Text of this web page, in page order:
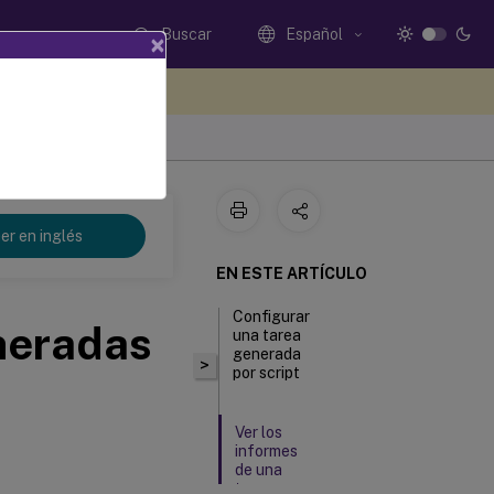
Buscar Español
en inglés
>
EN ESTE ARTÍCULO
Configurar
una tarea
generada
por script
Ver los
informes
de una
tarea
×